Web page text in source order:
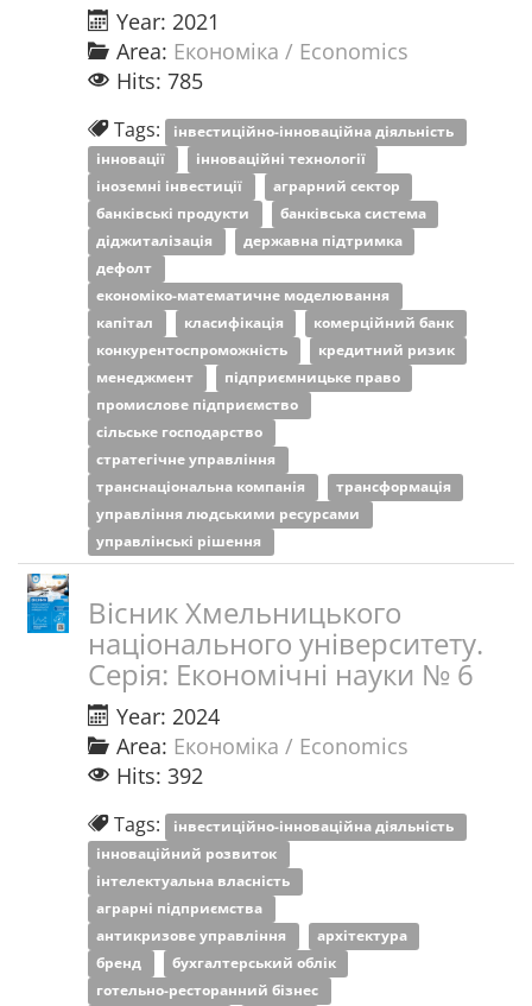
Year: 2021
Area: Економіка / Economics
Hits: 785
Tags: інвестиційно-інноваційна діяльність
інновації
інноваційні технології
іноземні інвестиції
аграрний сектор
банківські продукти
банківська система
діджиталізація
державна підтримка
дефолт
економіко-математичне моделювання
капітал
класифікація
комерційний банк
конкурентоспроможність
кредитний ризик
менеджмент
підприємницьке право
промислове підприємство
сільське господарство
стратегічне управління
транснаціональна компанія
трансформація
управління людськими ресурсами
управлінські рішення
Вісник Хмельницького
національного університету.
Серія: Економічні науки № 6
Year: 2024
Area: Економіка / Economics
Hits: 392
Tags: інвестиційно-інноваційна діяльність
інноваційний розвиток
інтелектуальна власність
аграрні підприємства
антикризове управління
архітектура
бренд
бухгалтерський облік
готельно-ресторанний бізнес